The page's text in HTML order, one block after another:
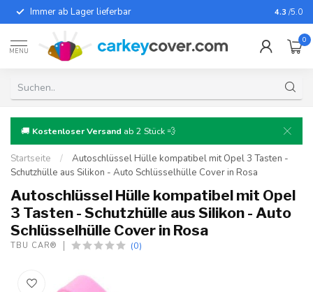
Immer ab Lager lieferbar Für fast
4.3 /5.0
MENU
0
🚚 Kostenloser Versand ab 2 Stück 💨
Startseite /
Autoschlüssel Hülle kompatibel mit Opel 3 Tasten -
Schutzhülle aus Silikon - Auto Schlüsselhülle Cover in Rosa
Autoschlüssel Hülle kompatibel mit Opel
3 Tasten - Schutzhülle aus Silikon - Auto
Schlüsselhülle Cover in Rosa
TBU CAR® (0)